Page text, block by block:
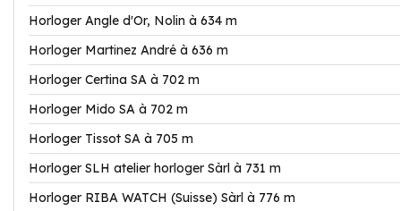
Horloger Angle d'Or, Nolin à 634 m
Horloger Martinez André à 636 m
Horloger Certina SA à 702 m
Horloger Mido SA à 702 m
Horloger Tissot SA à 705 m
Horloger SLH atelier horloger Sàrl à 731 m
Horloger RIBA WATCH (Suisse) Sàrl à 776 m